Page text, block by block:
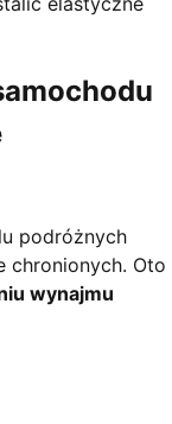
podróżnych
chronionych. Oto
wynajmu